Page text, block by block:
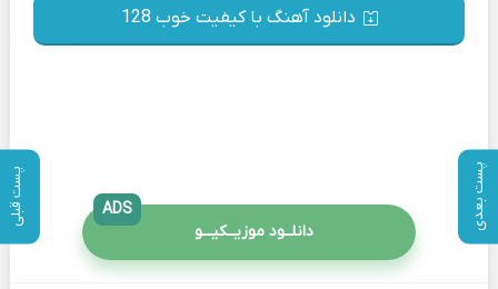
پست بعدی پست قبلی
دانلود آهنگ با کیفیت خوب 128
دانلــود موزیــکیـــو
ADS